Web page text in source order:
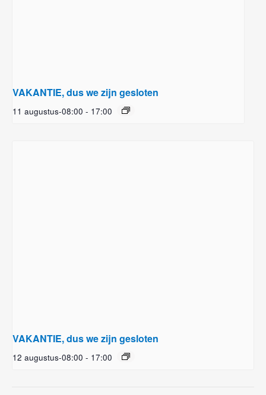
VAKANTIE, dus we zijn gesloten
11 augustus-08:00 - 17:00
VAKANTIE, dus we zijn gesloten
12 augustus-08:00 - 17:00